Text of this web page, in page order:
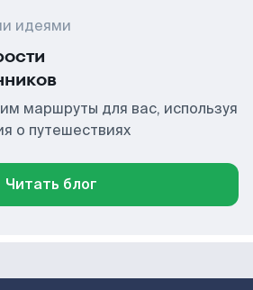
идеями
маршруты для вас, используя
о путешествиях
Читать блог